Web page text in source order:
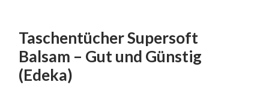
Taschentücher Supersoft
Balsam – Gut und Günstig
(Edeka)